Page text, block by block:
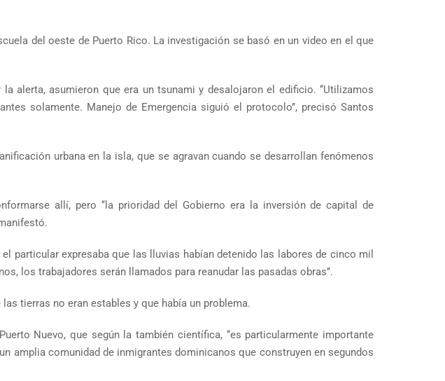
del oeste de Puerto Rico. La investigación se basó en un video en el que
asumieron que era un tsunami y desalojaron el edificio. ‘‘Utilizamos
solamente. Manejo de Emergencia siguió el protocolo’’, precisó Santos
urbana en la isla, que se agravan cuando se desarrollan fenómenos
allí, pero ‘‘la prioridad del Gobierno era la inversión de capital de
particular expresaba que las lluvias habían detenido las labores de cinco mil
los trabajadores serán llamados para reanudar las pasadas obras’’.
tierras no eran estables y que había un problema.
Nuevo, que según la también científica, ‘‘es particularmente importante
amplia comunidad de inmigrantes dominicanos que construyen en segundos